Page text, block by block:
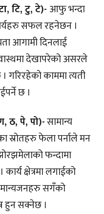
टि, टु, टे)- आफु भन्दा
सफल रहनेछन ।
आगामी दिनलाई
देखापरेको असरले
गरिरहेको काममा त्यती
छ ।
ठ, पे, पो)-सामान्य
स्रोतहरु फेला पर्नाले मन
फन्दामा
क्षेत्रमा लगाईको
सगँको
हुन सक्नेछ ।